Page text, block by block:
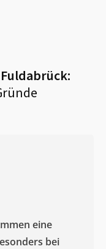
Fuldabrück:
eine
bei